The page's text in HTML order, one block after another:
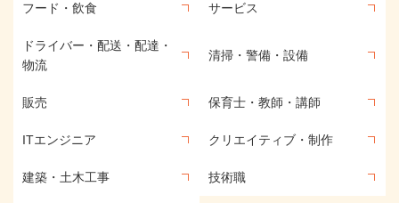
フード・飲食 サービス
ドライバー・配送・配達・
物流
清掃・警備・設備
販売 保育士・教師・講師
ITエンジニア クリエイティブ・制作
建築・土木工事 技術職